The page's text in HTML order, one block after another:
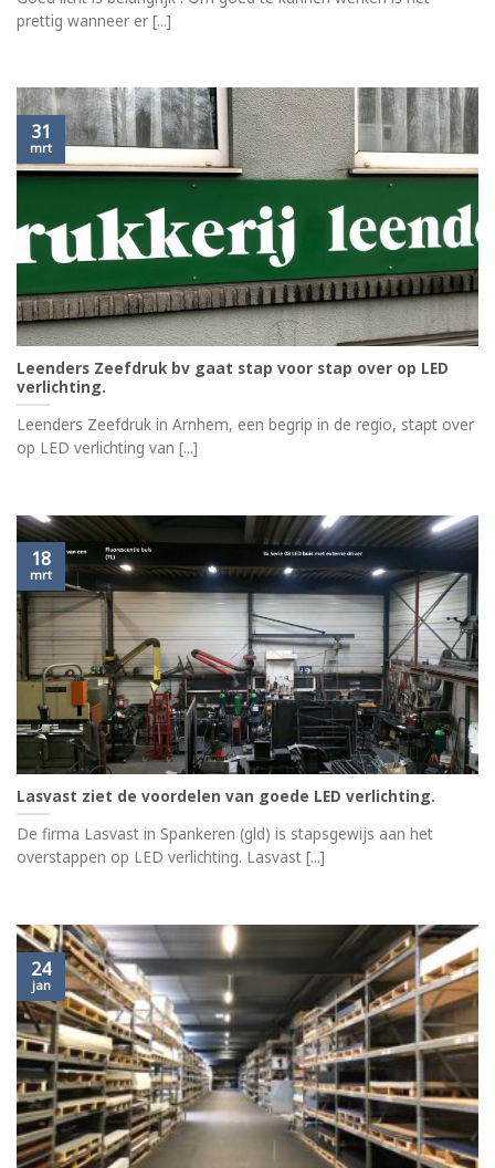
prettig wanneer er [...]
Leenders Zeefdruk bv gaat stap voor stap over op LED
verlichting.
Leenders Zeefdruk in Arnhem, een begrip in de regio, stapt over
op LED verlichting van [...]
31
mrt
Lasvast ziet de voordelen van goede LED verlichting.
De firma Lasvast in Spankeren (gld) is stapsgewijs aan het
overstappen op LED verlichting. Lasvast [...]
18
mrt
24
jan